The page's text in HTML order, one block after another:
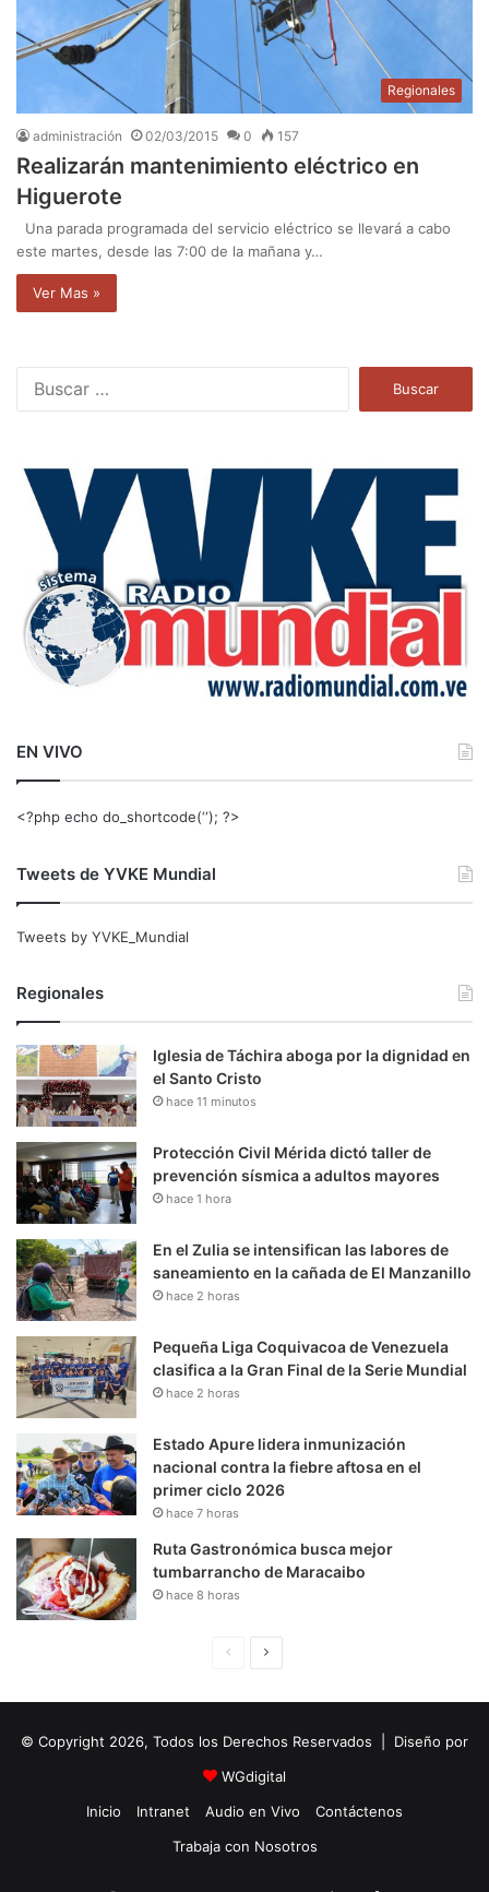
Regionales
administración 02/03/2015 0 157
Realizarán mantenimiento eléctrico en
Higuerote
Una parada programada del servicio eléctrico se llevará a cabo
este martes, desde las 7:00 de la mañana y…
Ver Mas »
a
EN VIVO
<?php echo do_shortcode(‘‘); ?>
Tweets de YVKE Mundial
Tweets by YVKE_Mundial
Regionales
Iglesia de Táchira aboga por la dignidad en
el Santo Cristo
hace 11 minutos
Protección Civil Mérida dictó taller de
prevención sísmica a adultos mayores
hace 1 hora
En el Zulia se intensifican las labores de
saneamiento en la cañada de El Manzanillo
hace 2 horas
Pequeña Liga Coquivacoa de Venezuela
clasifica a la Gran Final de la Serie Mundial
hace 2 horas
Estado Apure lidera inmunización
nacional contra la fiebre aftosa en el
primer ciclo 2026
hace 7 horas
Ruta Gastronómica busca mejor
tumbarrancho de Maracaibo
hace 8 horas
i
n
a
u
i
e
© Copyright 2026, Todos los Derechos Reservados | Diseño por
WGdigital
Inicio
Intranet Audio en Vivo
Contáctenos
Trabaja con Nosotros